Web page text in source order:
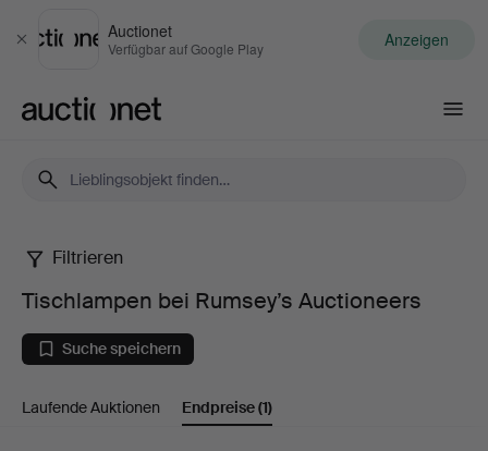
Schließen
Auctionet
Verfügbar auf Google Play Anzeigen
Tischlampen
bei
Rumsey’s
Auctioneers
Filtrieren
Tischlampen bei Rumsey’s Auctioneers
Suche speichern
Laufende Auktionen Endpreise(1)